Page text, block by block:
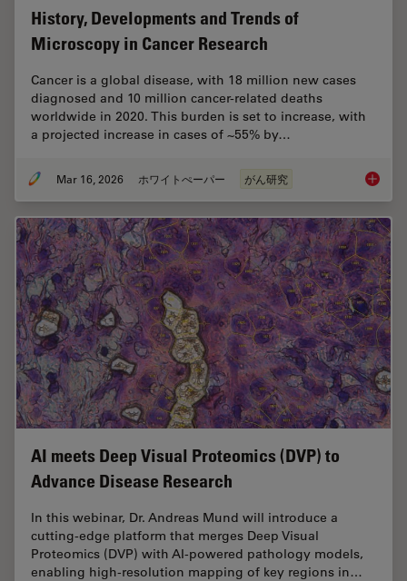
History, Developments and Trends of
Microscopy in Cancer Research
Cancer is a global disease, with 18 million new cases
diagnosed and 10 million cancer-related deaths
worldwide in 2020. This burden is set to increase, with
a projected increase in cases of ~55% by…
Mar 16, 2026 ホワイトぺーパー がん研究
AI meets Deep Visual Proteomics (DVP) to
Advance Disease Research
In this webinar, Dr. Andreas Mund will introduce a
cutting-edge platform that merges Deep Visual
Proteomics (DVP) with AI-powered pathology models,
enabling high-resolution mapping of key regions in…